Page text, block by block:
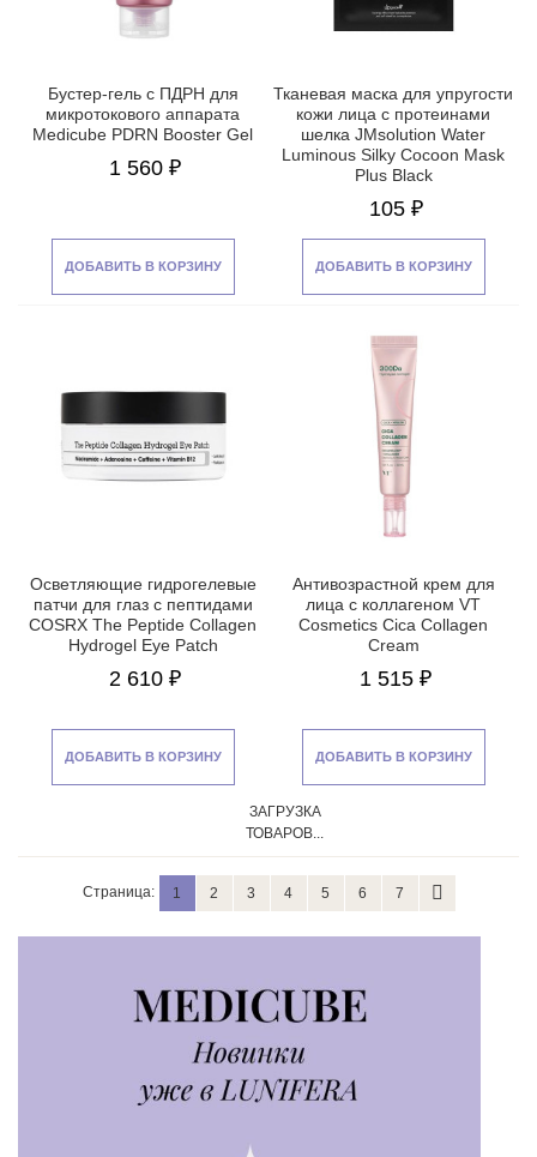
Бустер-гель с ПДРН для
микротокового аппарата
Medicube PDRN Booster Gel
1 560 ₽
ДОБАВИТЬ В КОРЗИНУ
Тканевая маска для упругости
кожи лица с протеинами
шелка JMsolution Water
Luminous Silky Cocoon Mask
Plus Black
105 ₽
ДОБАВИТЬ В КОРЗИНУ
Осветляющие гидрогелевые
патчи для глаз с пептидами
COSRX The Peptide Collagen
Hydrogel Eye Patch
2 610 ₽
ДОБАВИТЬ В КОРЗИНУ
Антивозрастной крем для
лица с коллагеном VT
Cosmetics Cica Collagen
Cream
1 515 ₽
ДОБАВИТЬ В КОРЗИНУ
ЗАГРУЗКА
ТОВАРОВ...
Страница: 1 2 3 4 5 6 7